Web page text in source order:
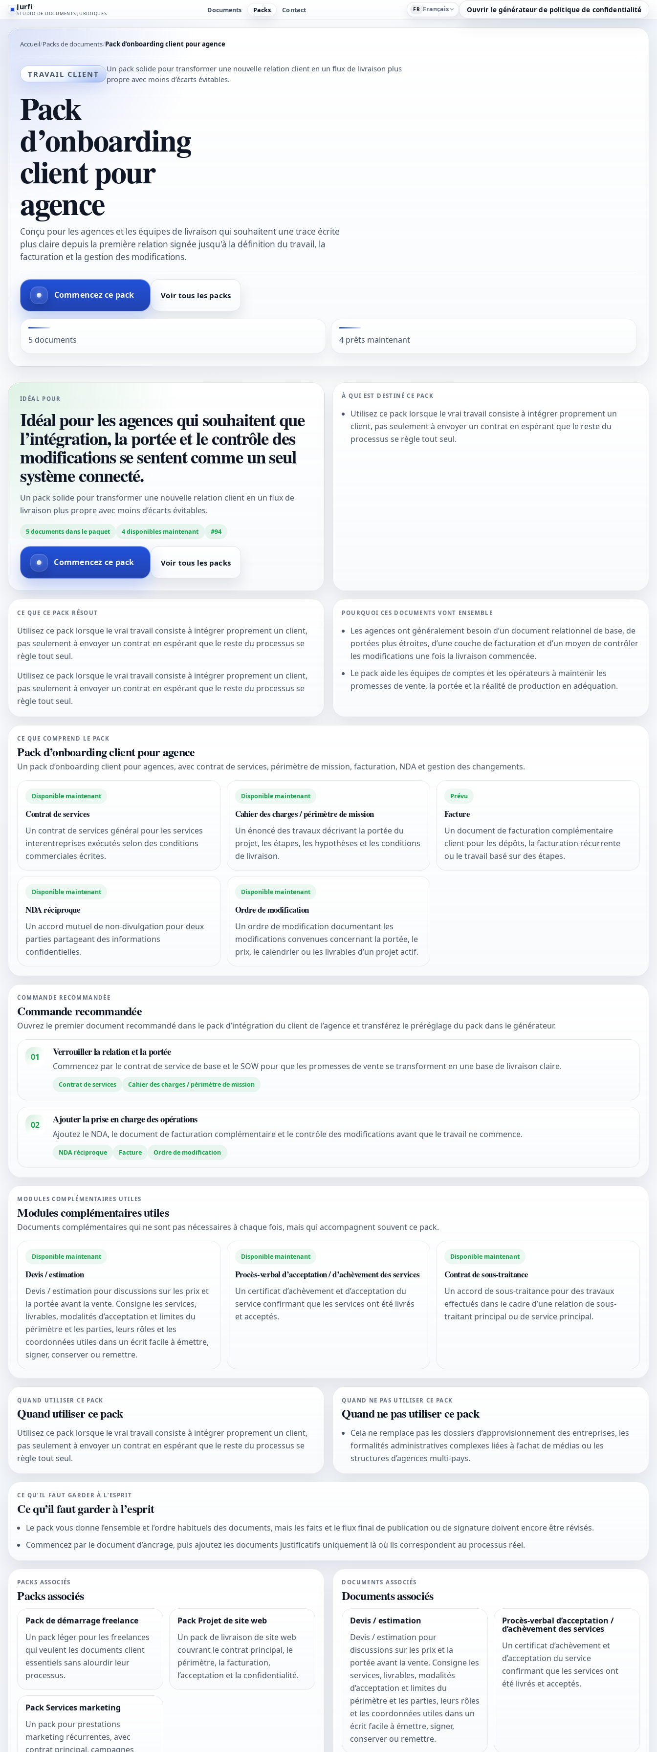
Jurfi
STUDIO DE DOCUMENTS JURIDIQUES Documents Packs Contact FR Français Ouvrir le générateur de politique de confidentialité
Accueil Packs de documents Pack d’onboarding client pour agence
TRAVAIL CLIENT
Un pack solide pour transformer une nouvelle relation client en un flux de livraison plus
propre avec moins d’écarts évitables.
Pack
d’onboarding
client pour
agence
Conçu pour les agences et les équipes de livraison qui souhaitent une trace écrite
plus claire depuis la première relation signée jusqu'à la définition du travail, la
facturation et la gestion des modifications.
Commencez ce pack Voir tous les packs
5 documents 4 prêts maintenant
IDÉAL POUR
Idéal pour les agences qui souhaitent que
l’intégration, la portée et le contrôle des
modifications se sentent comme un seul
système connecté.
Un pack solide pour transformer une nouvelle relation client en un flux de
livraison plus propre avec moins d’écarts évitables.
5documents dans le paquet 4 disponibles maintenant #94
Commencez ce pack Voir tous les packs
À QUI EST DESTINÉ CE PACK
Utilisez ce pack lorsque le vrai travail consiste à intégrer proprement un
client, pas seulement à envoyer un contrat en espérant que le reste du
processus se règle tout seul.
CE QUE CE PACK RÉSOUT
Utilisez ce pack lorsque le vrai travail consiste à intégrer proprement un client,
pas seulement à envoyer un contrat en espérant que le reste du processus se
règle tout seul.
Utilisez ce pack lorsque le vrai travail consiste à intégrer proprement un client,
pas seulement à envoyer un contrat en espérant que le reste du processus se
règle tout seul.
POURQUOI CES DOCUMENTS VONT ENSEMBLE
Les agences ont généralement besoin d’un document relationnel de base, de
portées plus étroites, d’une couche de facturation et d’un moyen de contrôler
les modifications une fois la livraison commencée.
Le pack aide les équipes de comptes et les opérateurs à maintenir les
promesses de vente, la portée et la réalité de production en adéquation.
CE QUE COMPREND LE PACK
Pack d’onboarding client pour agence
Un pack d’onboarding client pour agences, avec contrat de services, périmètre de mission, facturation, NDA et gestion des changements.
Disponible maintenant
Contrat de services
Un contrat de services général pour les services
interentreprises exécutés selon des conditions
commerciales écrites.
Disponible maintenant
Cahier des charges / périmètre de mission
Un énoncé des travaux décrivant la portée du
projet, les étapes, les hypothèses et les conditions
de livraison.
Prévu
Facture
Un document de facturation complémentaire
client pour les dépôts, la facturation récurrente
ou le travail basé sur des étapes.
Disponible maintenant
NDA réciproque
Un accord mutuel de non-divulgation pour deux
parties partageant des informations
confidentielles.
Disponible maintenant
Ordre de modification
Un ordre de modification documentant les
modifications convenues concernant la portée, le
prix, le calendrier ou les livrables d’un projet actif.
COMMANDE RECOMMANDÉE
Commande recommandée
Ouvrez le premier document recommandé dans le pack d’intégration du client de l’agence et transférez le préréglage du pack dans le générateur.
01 Verrouiller la relation et la portée
Commencez par le contrat de service de base et le SOW pour que les promesses de vente se transforment en une base de livraison claire.
Contrat de services Cahier des charges / périmètre de mission
02 Ajouter la prise en charge des opérations
Ajoutez le NDA, le document de facturation complémentaire et le contrôle des modifications avant que le travail ne commence.
NDA réciproque Facture Ordre de modification
MODULES COMPLÉMENTAIRES UTILES
Modules complémentaires utiles
Documents complémentaires qui ne sont pas nécessaires à chaque fois, mais qui accompagnent souvent ce pack.
Disponible maintenant
Devis / estimation
Devis / estimation pour discussions sur les prix et
la portée avant la vente. Consigne les services,
livrables, modalités d’acceptation et limites du
périmètre et les parties, leurs rôles et les
coordonnées utiles dans un écrit facile à émettre,
signer, conserver ou remettre.
Disponible maintenant
Procès-verbal d’acceptation / d’achèvement des services
Un certificat d’achèvement et d’acceptation du
service confirmant que les services ont été livrés
et acceptés.
Disponible maintenant
Contrat de sous-traitance
Un accord de sous-traitance pour des travaux
effectués dans le cadre d’une relation de sous-
traitant principal ou de service principal.
QUAND UTILISER CE PACK
Quand utiliser ce pack
Utilisez ce pack lorsque le vrai travail consiste à intégrer proprement un client,
pas seulement à envoyer un contrat en espérant que le reste du processus se
règle tout seul.
QUAND NE PAS UTILISER CE PACK
Quand ne pas utiliser ce pack
Cela ne remplace pas les dossiers d’approvisionnement des entreprises, les
formalités administratives complexes liées à l’achat de médias ou les
structures d’agences multi-pays.
CE QU’IL FAUT GARDER À L’ESPRIT
Ce qu’il faut garder à l’esprit
Le pack vous donne l’ensemble et l’ordre habituels des documents, mais les faits et le flux final de publication ou de signature doivent encore être révisés.
Commencez par le document d’ancrage, puis ajoutez les documents justificatifs uniquement là où ils correspondent au processus réel.
PACKS ASSOCIÉS
Packs associés
Pack de démarrage freelance
Un pack léger pour les freelances
qui veulent les documents client
essentiels sans alourdir leur
processus.
Pack Projet de site web
Un pack de livraison de site web
couvrant le contrat principal, le
périmètre, la facturation,
l’acceptation et la confidentialité.
Pack Services marketing
Un pack pour prestations
marketing récurrentes, avec
contrat principal, campagnes
DOCUMENTS ASSOCIÉS
Documents associés
Devis / estimation
Devis / estimation pour
discussions sur les prix et la
portée avant la vente. Consigne les
services, livrables, modalités
d’acceptation et limites du
périmètre et les parties, leurs rôles
et les coordonnées utiles dans un
écrit facile à émettre, signer,
conserver ou remettre.
Procès-verbal d’acceptation /
d’achèvement des services
Un certificat d’achèvement et
d’acceptation du service
confirmant que les services ont
été livrés et acceptés.